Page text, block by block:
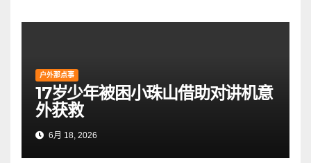
户外那点事
17岁少年被困小珠山借助对讲机意
外获救
6月 18, 2026